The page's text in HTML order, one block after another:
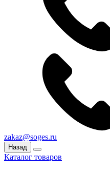
zakaz@soges.ru
Назад
Каталог товаров